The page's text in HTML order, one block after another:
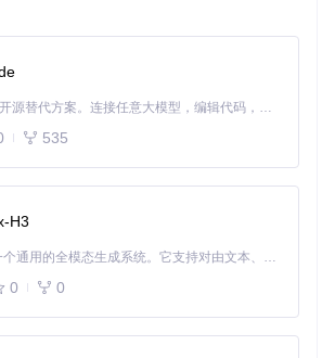
保持系统默认设置
切换的应用组合，建议创建分类规则集，
"创意设计集"等，通过菜单栏快速切换不同
。
动态监控与快速调整
运行中应用管理界面，让你随时掌握和调
Fn键状态：
Claude Code 的开源替代方案。连接任意大模型，编辑代码，运行命令，自动验证 — 全自动执行。用 Rust 构建，极致性能。 ｜ An open-source alternative to Claude Code. Connect any LLM, edit code, run commands, and verify changes — autonomously. Built in Rust for speed. Get Started
535
H3
MiniMax H3 是一个通用的全模态生成系统。它支持对由文本、图像、视频和音频组成的多模态上下文进行统一理解，并能生成分辨率高达 2K、时长可达 15 秒的带原生立体声音频的视频。得益于面向任务泛化的系统设计，H3 在预训练阶段就已具备广泛的多模态上下文理解与生成能力，能够出色地执行复杂的多模态指令。
0 0